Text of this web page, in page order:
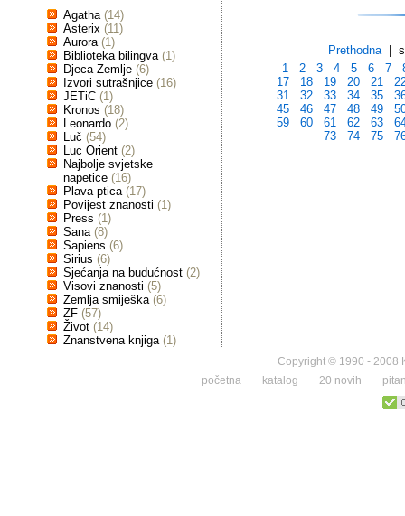
Agatha (14)
Asterix (11)
Aurora (1)
Biblioteka bilingva (1)
Djeca Zemlje (6)
Izvori sutrašnjice (16)
JETiC (1)
Kronos (18)
Leonardo (2)
Luč (54)
Luc Orient (2)
Najbolje svjetske
napetice (16)
Plava ptica (17)
Povijest znanosti (1)
Press (1)
Sana (8)
Sapiens (6)
Sirius (6)
Sjećanja na budućnost (2)
Visovi znanosti (5)
Zemlja smiješka (6)
ZF (57)
Život (14)
Znanstvena knjiga (1)
Prethodna|
1
2 3 4 5 6 7
17
18 19 20 21
31
32 33 34 35
45
46 47 48 49
59
60 61 62 63
73
74 75
Copyright © 1990 - 2008
početna
katalog 20 novih